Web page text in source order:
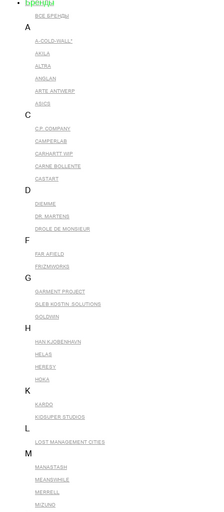
Бренды
ВСЕ БРЕНДЫ
A
A-COLD-WALL*
AKILA
ALTRA
ANGLAN
ARTE ANTWERP
ASICS
C
C.P. COMPANY
CAMPERLAB
CARHARTT WIP
CARNE BOLLENTE
CASTART
D
DIEMME
DR. MARTENS
DROLE DE MONSIEUR
F
FAR AFIELD
FRIZMWORKS
G
GARMENT PROJECT
GLEB KOSTIN .SOLUTIONS
GOLDWIN
H
HAN KJOBENHAVN
HELAS
HERESY
HOKA
K
KARDO
KIDSUPER STUDIOS
L
LOST MANAGEMENT CITIES
M
MANASTASH
MEANSWHILE
MERRELL
MIZUNO